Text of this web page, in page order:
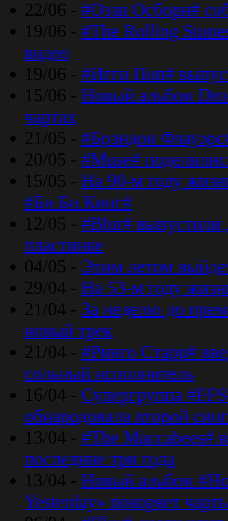
22/06 - #Оззи Осборн#
19/06 - #The Rolling
видео
19/06 - #Игги Поп#
15/06 - Новый альбом
чартах
21/05 - #Брэндон
20/05 - #Muse#
15/05 - На 90-м году
#Би Би Кинг#
12/05 - #Blur# выпустили
пластинке
04/05 - Этим летом
29/04 - На 53-м году
21/04 - За неделю до
новый трек
21/04 - #Ринго Старр#
сольный исполнитель
16/04 - Супергруппа
обнародовала второй
13/04 - #The Maccabees#
последние три года
13/04 - Новый альбом
Yesterday» покоряет